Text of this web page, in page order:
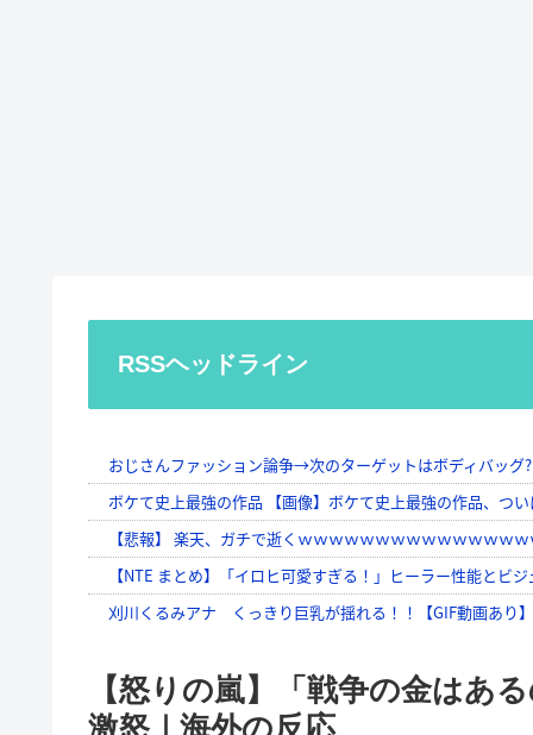
RSSヘッドライン
【怒りの嵐】「戦争の金はあ
激怒｜海外の反応